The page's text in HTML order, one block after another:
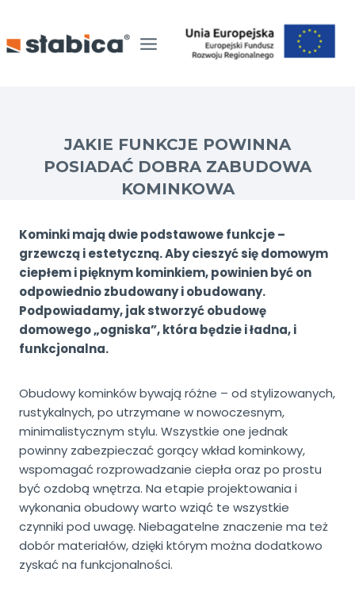
treści
JAKIE FUNKCJE POWINNA
POSIADAĆ DOBRA ZABUDOWA
KOMINKOWA
Kominki mają dwie podstawowe funkcje –
grzewczą i estetyczną. Aby cieszyć się domowym
ciepłem i pięknym kominkiem, powinien być on
odpowiednio zbudowany i obudowany.
Podpowiadamy, jak stworzyć obudowę
domowego „ogniska”, która będzie i ładna, i
funkcjonalna.
Obudowy kominków bywają różne – od stylizowanych,
rustykalnych, po utrzymane w nowoczesnym,
minimalistycznym stylu. Wszystkie one jednak
powinny zabezpieczać gorący wkład kominkowy,
wspomagać rozprowadzanie ciepła oraz po prostu
być ozdobą wnętrza. Na etapie projektowania i
wykonania obudowy warto wziąć te wszystkie
czynniki pod uwagę. Niebagatelne znaczenie ma też
dobór materiałów, dzięki którym można dodatkowo
zyskać na funkcjonalności.